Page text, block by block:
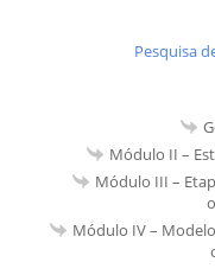
Pesquisa
Módulo II –
Módulo III –
Módulo IV –